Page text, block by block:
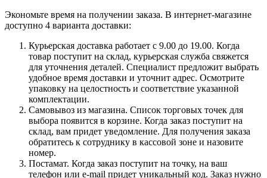
Экономьте время на получении заказа. В интернет-магазине
доступно 4 варианта доставки:
Курьерская доставка работает с 9.00 до 19.00. Когда
товар поступит на склад, курьерская служба свяжется
для уточнения деталей. Специалист предложит выбрать
удобное время доставки и уточнит адрес. Осмотрите
упаковку на целостность и соответствие указанной
комплектации.
Самовывоз из магазина. Список торговых точек для
выбора появится в корзине. Когда заказ поступит на
склад, вам придет уведомление. Для получения заказа
обратитесь к сотруднику в кассовой зоне и назовите
номер.
Постамат. Когда заказ поступит на точку, на ваш
телефон или e-mail придет уникальный код. Заказ нужно